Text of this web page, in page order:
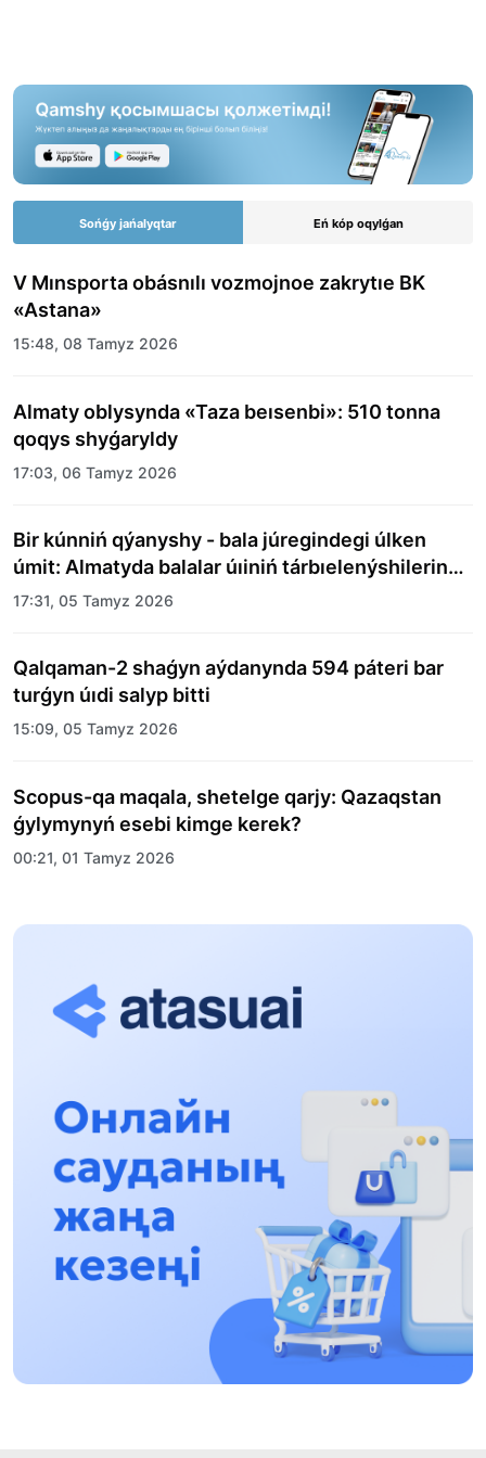
Sońǵy jańalyqtar Eń kóp oqylǵan
V Mınsporta obásnılı vozmojnoe zakrytıe BK
«Astana»
15:48, 08 Tamyz 2026
Almaty oblysynda «Taza beısenbi»: 510 tonna
qoqys shyǵaryldy
17:03, 06 Tamyz 2026
Bir kúnniń qýanyshy - bala júregindegi úlken
úmit: Almatyda balalar úıiniń tárbıelenýshilerine
merekelik kún uıymdastyryldy
17:31, 05 Tamyz 2026
Qalqaman-2 shaǵyn aýdanynda 594 páteri bar
turǵyn úıdi salyp bitti
15:09, 05 Tamyz 2026
Scopus-qa maqala, shetelge qarjy: Qazaqstan
ǵylymynyń esebi kimge kerek?
00:21, 01 Tamyz 2026
«Zań kerýeni» jobasy: Abaı oblysynda quqyqtyq
17:31, 31 Shilde 2026
13:13, 30 Shilde 2026
Asqat Asylbekov: Kúshti bılikke kúshti tulǵalar
kerek!
12:01, 28 Shilde 2026
Abzal Dostıar: Dýman Muhametkárimdi Almaty
túrmesine aýystyrýy múmkin
16:15, 27 Shilde 2026